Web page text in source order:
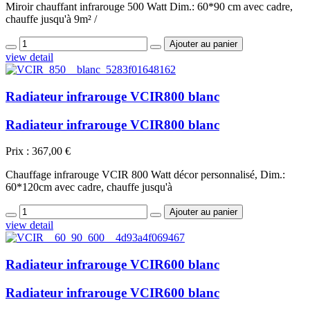
Miroir chauffant infrarouge 500 Watt Dim.: 60*90 cm avec cadre,
chauffe jusqu'à 9m² /
view detail
Radiateur infrarouge VCIR800 blanc
Radiateur infrarouge VCIR800 blanc
Prix : 367,00 €
Chauffage infrarouge VCIR 800 Watt décor personnalisé, Dim.:
60*120cm avec cadre, chauffe jusqu'à
view detail
Radiateur infrarouge VCIR600 blanc
Radiateur infrarouge VCIR600 blanc